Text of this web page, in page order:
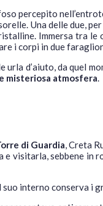
percepito
Una delle due,
Immersa tra
i corpi in due
d’aiuto, da quel
misteriosa atmosfera.
di Guardia, Creta
sebbene in
suo interno conserva i